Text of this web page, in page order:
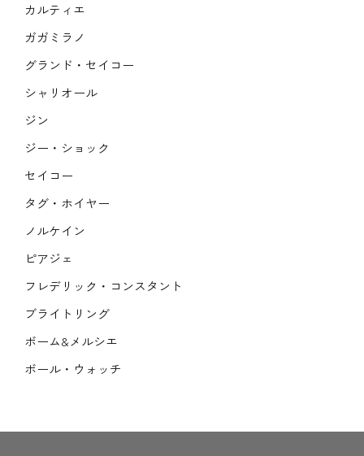
カルティエ
ガガミラノ
グランド・セイコー
シャリオール
ジン
ジー・ショック
セイコー
タグ・ホイヤー
ノルケイン
ピアジェ
フレデリック・コンスタント
ブライトリング
ボーム&メルシエ
ボール・ウォッチ